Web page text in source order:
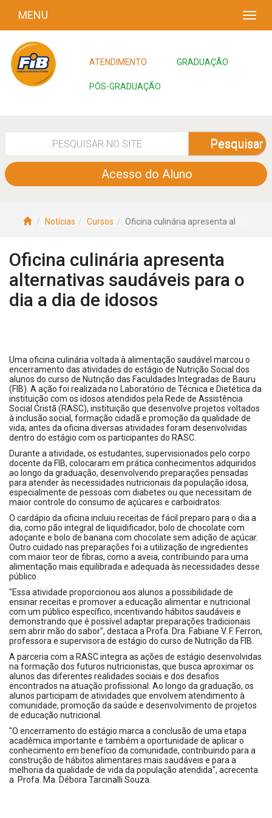
MENU
ATENDIMENTO GRADUAÇÃO
PÓS-GRADUAÇÃO
Pesquisar
Acesso do Aluno
Notícias Cursos Oficina culinária apresenta al
Oficina culinária apresenta
alternativas saudáveis para o
dia a dia de idosos
Uma oficina culinária voltada à alimentação saudável marcou o
encerramento das atividades do estágio de Nutrição Social dos
alunos do curso de Nutrição das Faculdades Integradas de Bauru
(FIB). A ação foi realizada no Laboratório de Técnica e Dietética da
instituição com os idosos atendidos pela Rede de Assistência
Social Cristã (RASC), instituição que desenvolve projetos voltados
à inclusão social, formação cidadã e promoção da qualidade de
vida; antes da oficina diversas atividades foram desenvolvidas
dentro do estágio com os participantes do RASC.
Durante a atividade, os estudantes, supervisionados pelo corpo
docente da FIB, colocaram em prática conhecimentos adquiridos
ao longo da graduação, desenvolvendo preparações pensadas
para atender às necessidades nutricionais da população idosa,
especialmente de pessoas com diabetes ou que necessitam de
maior controle do consumo de açúcares e carboidratos.
O cardápio da oficina incluiu receitas de fácil preparo para o dia a
dia, como pão integral de liquidificador, bolo de chocolate com
adoçante e bolo de banana com chocolate sem adição de açúcar.
Outro cuidado nas preparações foi a utilização de ingredientes
com maior teor de fibras, como a aveia, contribuindo para uma
alimentação mais equilibrada e adequada às necessidades desse
público.
"Essa atividade proporcionou aos alunos a possibilidade de
ensinar receitas e promover a educação alimentar e nutricional
com um público específico, incentivando hábitos saudáveis e
demonstrando que é possível adaptar preparações tradicionais
sem abrir mão do sabor", destaca a Profa. Dra. Fabiane V. F. Ferron,
professora e supervisora de estágio do curso de Nutrição da FIB.
A parceria com a RASC integra as ações de estágio desenvolvidas
na formação dos futuros nutricionistas, que busca aproximar os
alunos das diferentes realidades sociais e dos desafios
encontrados na atuação profissional. Ao longo da graduação, os
alunos participam de atividades que envolvem atendimento à
comunidade, promoção da saúde e desenvolvimento de projetos
de educação nutricional.
"O encerramento do estágio marca a conclusão de uma etapa
acadêmica importante e também a oportunidade de aplicar o
conhecimento em benefício da comunidade, contribuindo para a
construção de hábitos alimentares mais saudáveis e para a
melhoria da qualidade de vida da população atendida", acrecenta
a Profa. Ma. Débora Tarcinalli Souza.